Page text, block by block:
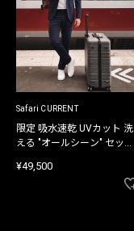
Safari CURRENT
限定 吸水速乾 UVカット 洗
える "オールシーン" セット
¥49,500